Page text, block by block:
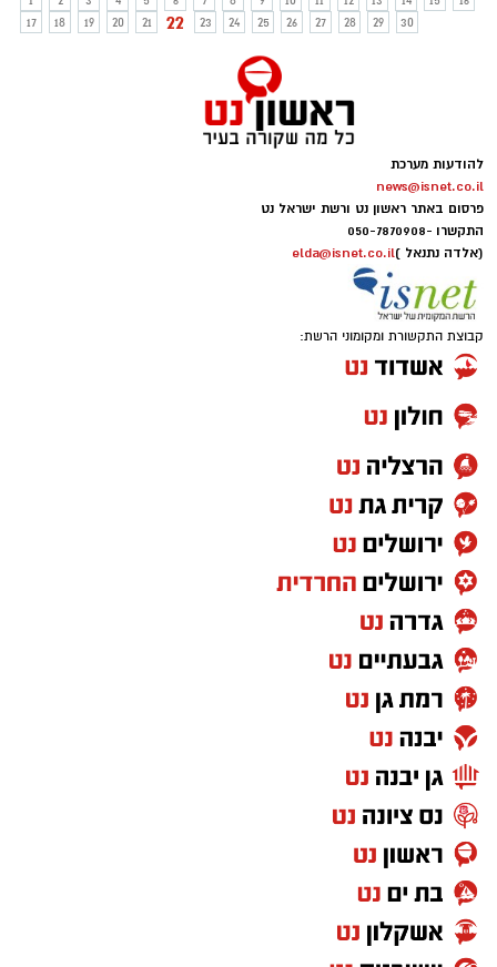
17
18 19 20 21 22 23 24 25 26 27 28 29 30
להודעות מערכת
news@isnet.co.il
פרסום באתר ראשון נט ורשת ישראל נט
התקשרו -050-7870908
(אלדה נתנאל )elda@isnet.co.il
קבוצת התקשורת ומקומוני הרשת: